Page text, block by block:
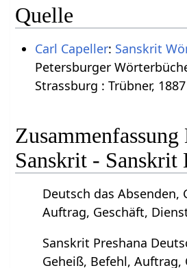
Quelle
Carl Capeller: Sanskrit
Petersburger
Strassburg : Trübner, 1887
Zusammenfassung
Sanskrit - Sanskrit
Deutsch das Absenden,
Auftrag, Geschäft,
Sanskrit Preshana
Geheiß, Befehl, Auftrag,